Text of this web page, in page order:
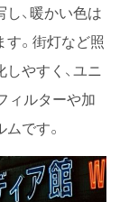
、暖かい色は
。街灯など照
やすく、ユニ
ィルターや加
です。